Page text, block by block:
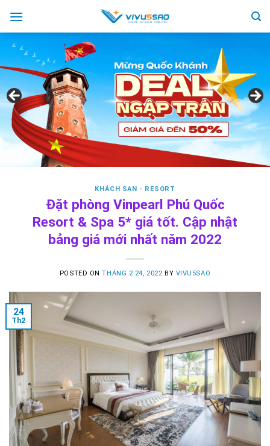
content
KHÁCH SẠN - RESORT
Đặt phòng Vinpearl Phú Quốc
Resort & Spa 5* giá tốt. Cập nhật
bảng giá mới nhất năm 2022
POSTED ONTHÁNG 2 24, 2022 BY VIVU5SAO
24
Th2